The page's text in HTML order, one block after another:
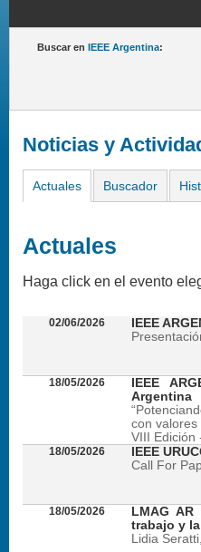
Buscar en IEEE Argentina:
Noticias y
Actuales Buscador
Actuales
Haga click en el evento
02/06/2026
IEEE
18/05/2026
IEEE
Argentina
con valores
VIII Edición
18/05/2026
IEEE
Call For
18/05/2026
LMAG
trabajo y
Lidia